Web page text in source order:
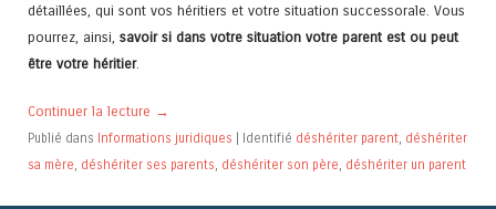
détaillées, qui sont vos héritiers et votre situation successorale. Vous
pourrez, ainsi, savoir si dans votre situation votre parent est ou peut
être votre héritier.
Continuer la lecture →
Publié dans Informations juridiques | Identifié déshériter parent déshériter
sa mère déshériter ses parents déshériter son père déshériter un parent